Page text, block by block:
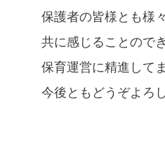
保護者の皆様とも様
共に感じることので
保育運営に精進して
今後ともどうぞよろ